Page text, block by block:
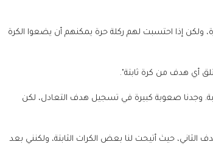
ولكن إذا احتسبت لهم ركلة حرة يمكنهم أن يضعوا الكرة
أي هدف من كرة ثابتة".
وجدنا صعوبة كبيرة في تسجيل هدف التعادل، لكن
الثاني، حيث أتيحت لنا بعض الكرات الثابتة، ولكنني بعد